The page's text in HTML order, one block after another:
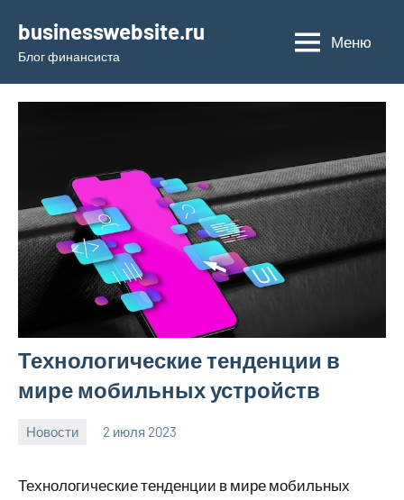
содержимому
businesswebsite.ru
Блог финансиста
Меню
Технологические тенденции в
мире мобильных устройств
Новости 2 июля 2023
Технологические тенденции в мире мобильных